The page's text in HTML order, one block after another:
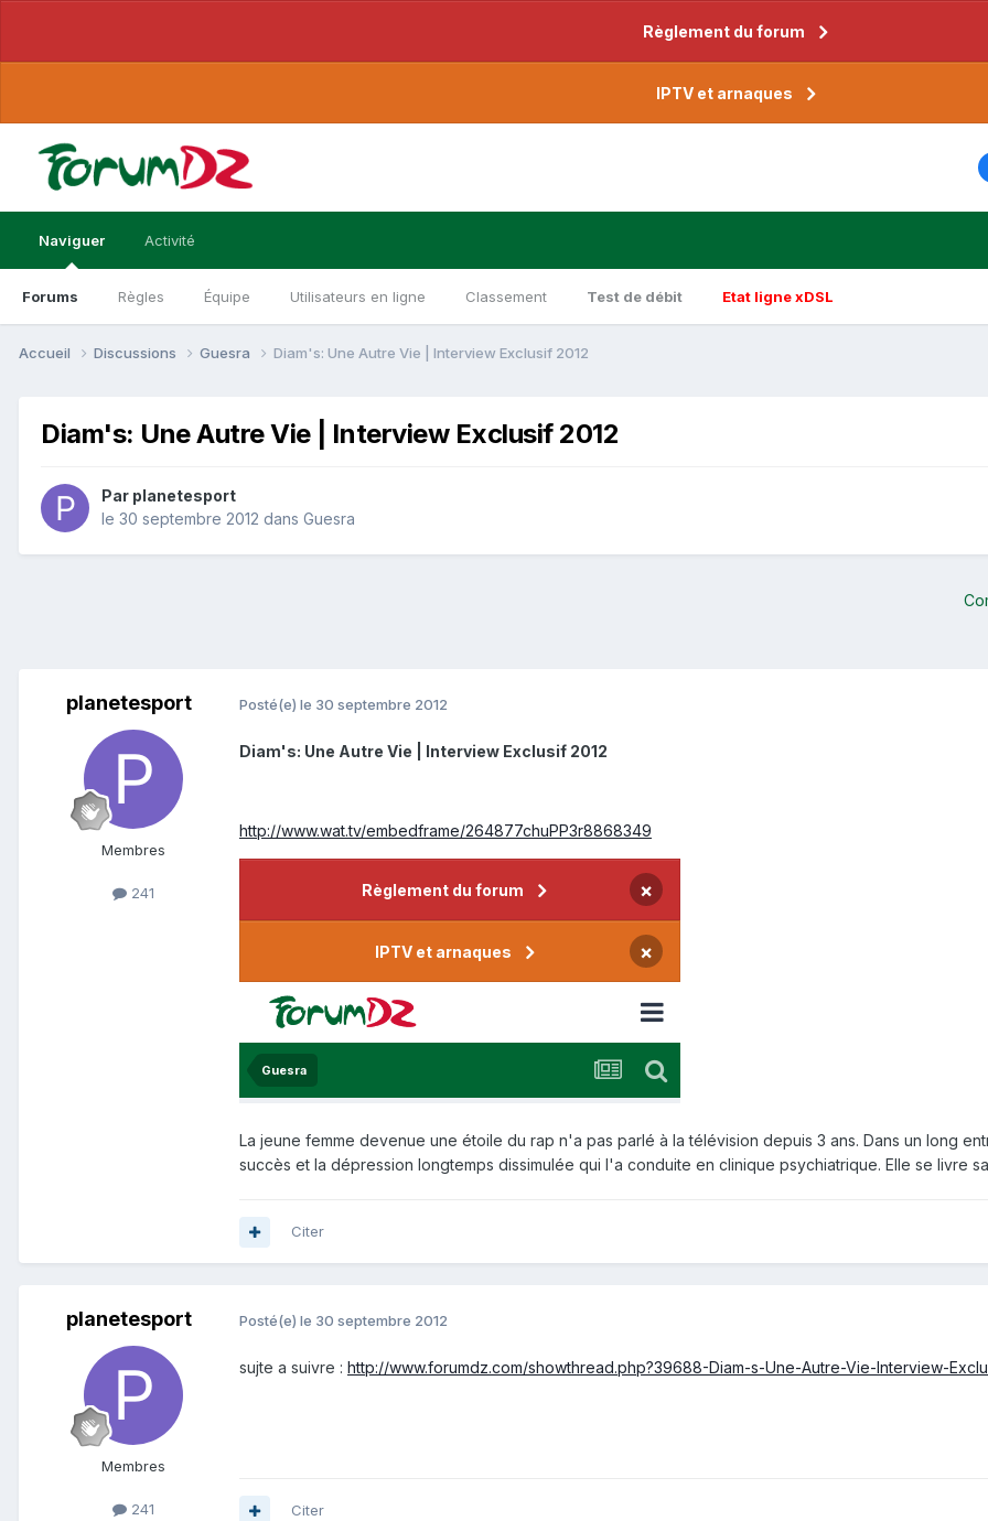
Règlement du forum
IPTV et arnaques
Naviguer
Forums Règles Équipe Utilisateurs en ligne Classement Test de débit Etat ligne xDSL
Activité
Accueil Discussions Guesra Diam's: Une Autre Vie | Interview Exclusif 2012
Diam's: Une Autre Vie | Interview Exclusif 2012
Par planetesport
le 30 septembre 2012 dans Guesra
planetesport
Membres
241
Posté(e) le 30 septembre 2012
Diam's: Une Autre Vie | Interview Exclusif 2012
http://www.wat.tv/embedframe/264877chuPP3r8868349
La jeune femme devenue une étoile du rap n'a pas parlé à la télévision depuis 3 ans. Dans un long
succès et la dépression longtemps dissimulée qui l'a conduite en clinique psychiatrique. Elle se livre
Citer
planetesport
Membres
241
Posté(e) le 30 septembre 2012
sujte a suivre : http://www.forumdz.com/showthread.php?39688-Diam-s-Une-Autre-Vie-Interview-
Citer